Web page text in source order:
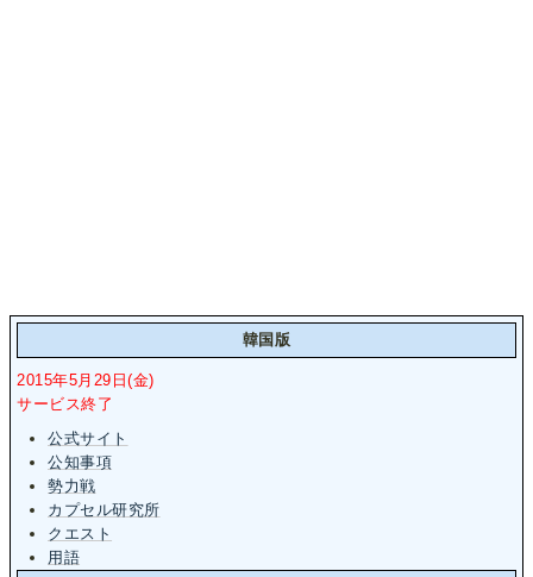
韓国版
2015年5月29日(金)
サービス終了
公式サイト
公知事項
勢力戦
カプセル研究所
クエスト
用語